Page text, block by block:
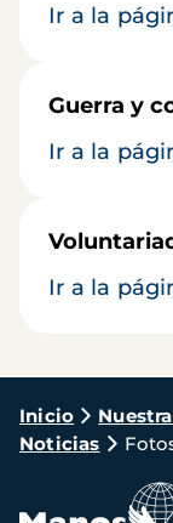
Ir a la
Guerra y
Ir a la
Ir a la
Ruta
de
Inicio
Noticias